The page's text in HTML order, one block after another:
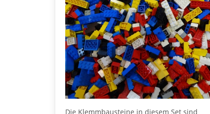
Die Klemmbausteine in diesem Set sind